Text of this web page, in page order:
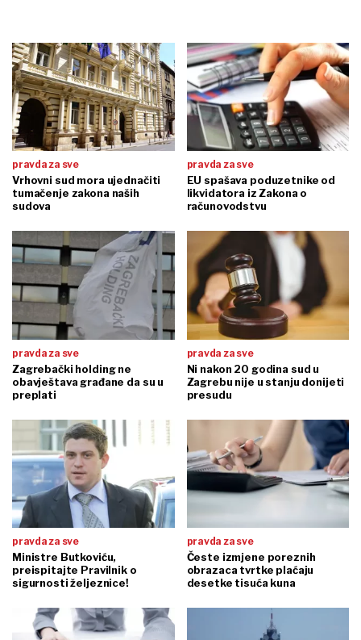
pravda za sve
Vrhovni sud mora ujednačiti
tumačenje zakona naših
sudova
pravda za sve
EU spašava poduzetnike od
likvidatora iz Zakona o
računovodstvu
pravda za sve
Zagrebački holding ne
obavještava građane da su u
preplati
pravda za sve
Ni nakon 20 godina sud u
Zagrebu nije u stanju donijeti
presudu
pravda za sve
Ministre Butkoviću,
preispitajte Pravilnik o
sigurnosti željeznice!
pravda za sve
Česte izmjene poreznih
obrazaca tvrtke plaćaju
desetke tisuća kuna